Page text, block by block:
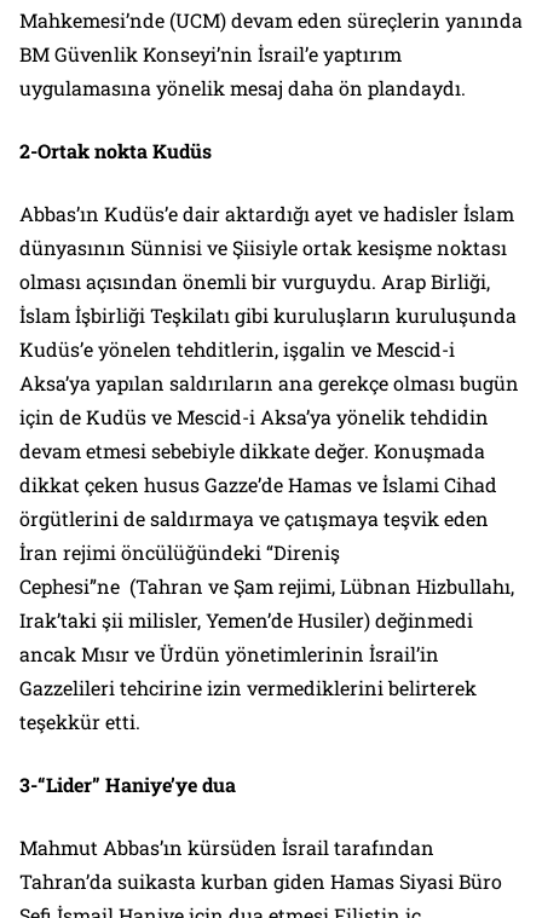
Mahkemesi’nde (UCM) devam eden süreçlerin yanında
BM Güvenlik Konseyi’nin İsrail’e yaptırım
uygulamasına yönelik mesaj daha ön plandaydı.
2-Ortak nokta Kudüs
Abbas’ın Kudüs’e dair aktardığı ayet ve hadisler İslam
dünyasının Sünnisi ve Şiisiyle ortak kesişme noktası
olması açısından önemli bir vurguydu. Arap Birliği,
İslam İşbirliği Teşkilatı gibi kuruluşların kuruluşunda
Kudüs’e yönelen tehditlerin, işgalin ve Mescid-i
Aksa’ya yapılan saldırıların ana gerekçe olması bugün
için de Kudüs ve Mescid-i Aksa’ya yönelik tehdidin
devam etmesi sebebiyle dikkate değer. Konuşmada
dikkat çeken husus Gazze’de Hamas ve İslami Cihad
örgütlerini de saldırmaya ve çatışmaya teşvik eden
İran rejimi öncülüğündeki “Direniş
Cephesi”ne (Tahran ve Şam rejimi, Lübnan Hizbullahı,
Irak’taki şii milisler, Yemen’de Husiler) değinmedi
ancak Mısır ve Ürdün yönetimlerinin İsrail’in
Gazzelileri tehcirine izin vermediklerini belirterek
teşekkür etti.
3-“Lider” Haniye’ye dua
Mahmut Abbas’ın kürsüden İsrail tarafından
Tahran’da suikasta kurban giden Hamas Siyasi Büro